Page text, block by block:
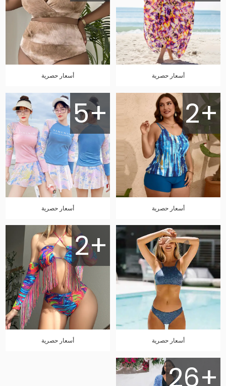
أسعار حصرية أسعار حصرية
2+
أسعار حصرية
5+
أسعار حصرية
أسعار حصرية
2+
أسعار حصرية
26+